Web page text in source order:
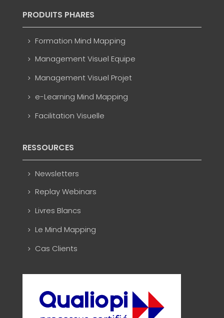
PRODUITS PHARES
Formation Mind Mapping
Management Visuel Equipe
Management Visuel Projet
e-Learning Mind Mapping
Facilitation Visuelle
RESSOURCES
Newsletters
Replay Webinars
Livres Blancs
Le Mind Mapping
Cas Clients